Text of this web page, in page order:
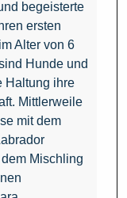
begeisterte
ersten
Alter von 6
Hunde und
Haltung ihre
Mittlerweile
mit dem
Mischling